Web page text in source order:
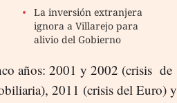
La inversión extranjera
ignora a Villarejo para
alivio del Gobierno
años: 2001 y 2002 (crisis de
2011 (crisis del Euro) y